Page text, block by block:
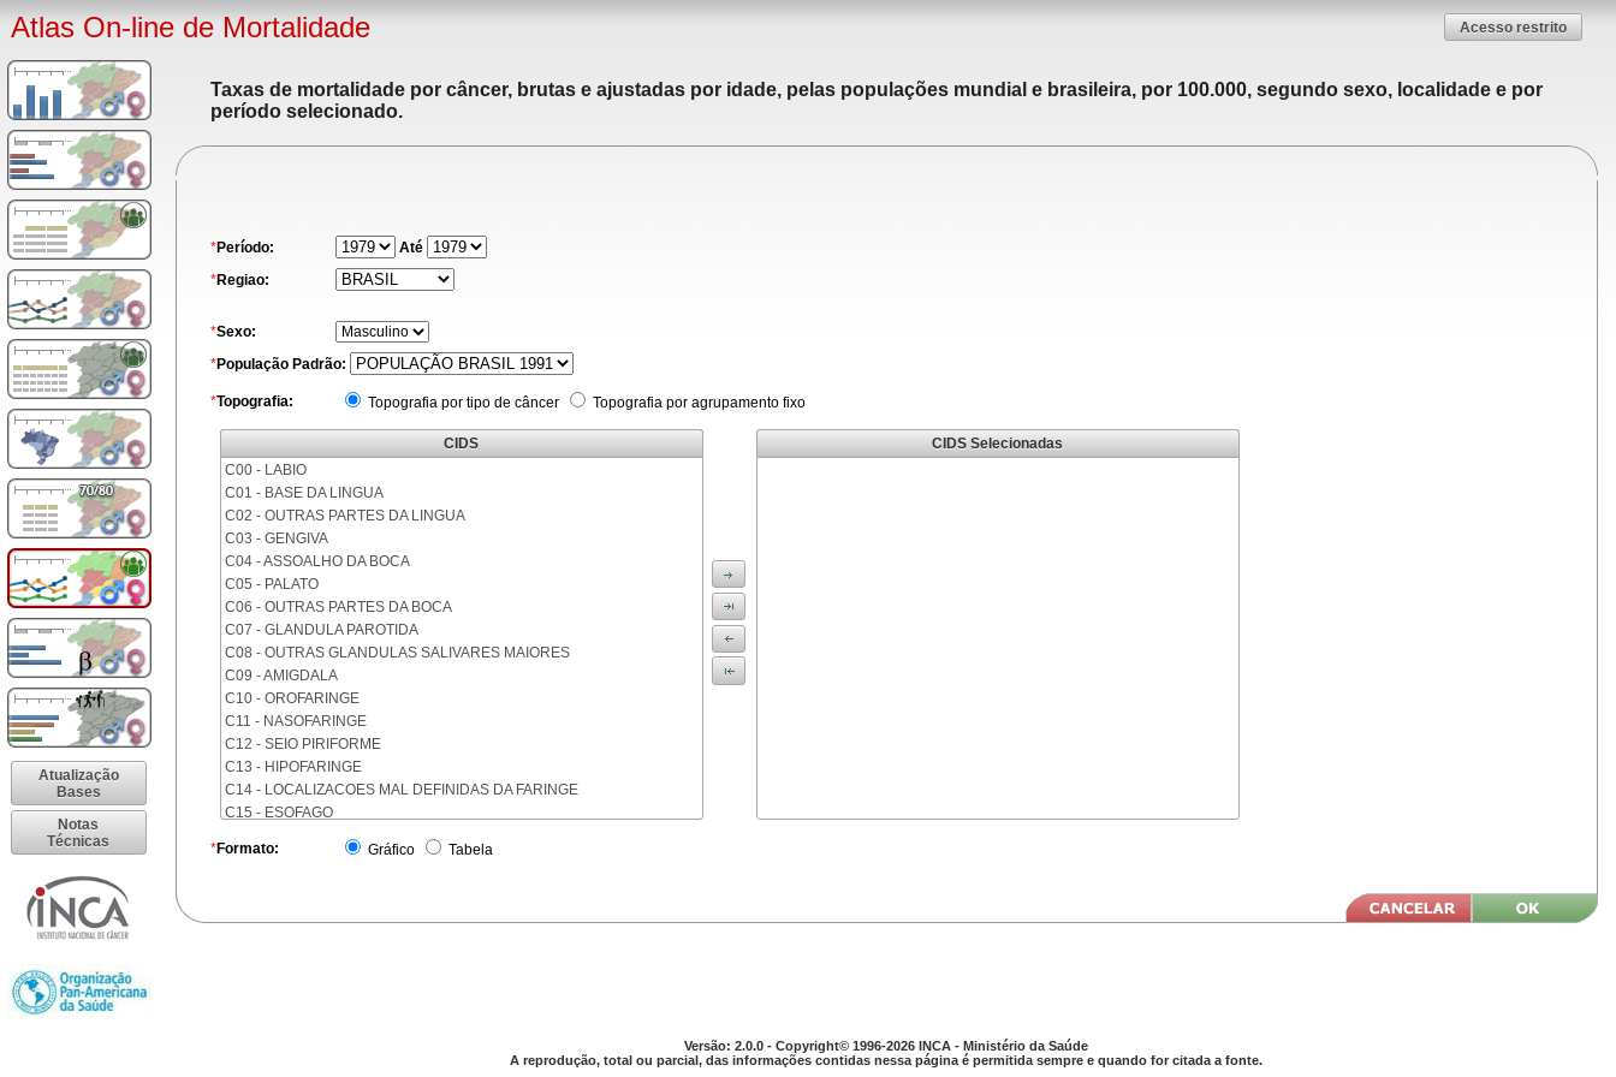
Atlas On-line de Mortalidade Acesso restrito
Atualização
Bases
Notas
Técnicas
Taxas de mortalidade por câncer, brutas e ajustadas por idade, pelas populações mundial e brasileira, por 100.000, segundo sexo, localidade e por
período selecionado.
*Período:
Até
*Regiao:
*Sexo:
*População Padrão:
*Topografia: Topografia por tipo de câncer Topografia por agrupamento fixo
CIDS
C00 - LABIO
C01 - BASE DA LINGUA
C02 - OUTRAS PARTES DA LINGUA
C03 - GENGIVA
C04 - ASSOALHO DA BOCA
C05 - PALATO
C06 - OUTRAS PARTES DA BOCA
C07 - GLANDULA PAROTIDA
C08 - OUTRAS GLANDULAS SALIVARES MAIORES
C09 - AMIGDALA
C10 - OROFARINGE
C11 - NASOFARINGE
C12 - SEIO PIRIFORME
C13 - HIPOFARINGE
C14 - LOCALIZACOES MAL DEFINIDAS DA FARINGE
C15 - ESOFAGO
C17 - INTESTINO DELGADO
C20 - RETO
C26 - LOCALIZACOES MAL DEFINIDAS NO APARELHO DIGESTIVO
CIDS Selecionadas
*Formato: Gráfico Tabela
Versão: 2.0.0 - Copyright© 1996-2026 INCA - Ministério da Saúde
A reprodução, total ou parcial, das informações contidas nessa página é permitida sempre e quando for citada a fonte.